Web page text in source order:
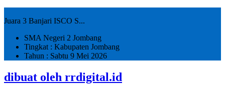
Juara 3 Banjari ISCO S...
SMA Negeri 2 Jombang
Tingkat : Kabupaten Jombang
Tahun : Sabtu 9 Mei 2026
dibuat oleh rrdigital.id